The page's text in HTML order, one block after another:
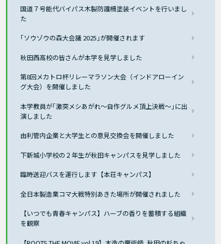
国道７号能代バイパス木製防護柵塗装イベントを行いまし
た
｢ソウゾウの森大会議 2025｣が開催されます
秋田西高校の皆さんが本学を見学しました
第8回メカトロ杯リレーマラソン大会（インドアローイン
グ大会）を開催しました
本学教員が｢激突メシあがれ〜自作グルメ頂上決戦〜｣に出
演しました
由利管内企業と大学生との意見交換会を開催しました
下新城小学校の２年生が秋田キャンパスを見学しました
臨時送迎バスを運行します【本荘キャンパス】
全日本製造業コマ大戦特別あきた場所が開催されました
【いつでも青春キャンパス】ハーブの香りを蓄積する組織
を観察